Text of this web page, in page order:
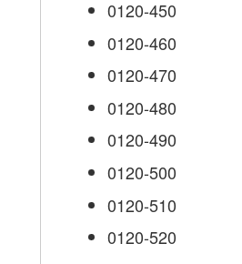
0120-450
0120-460
0120-470
0120-480
0120-490
0120-500
0120-510
0120-520